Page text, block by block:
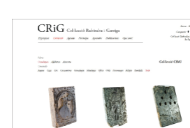
Colecció
Rubiralta i
Garriga